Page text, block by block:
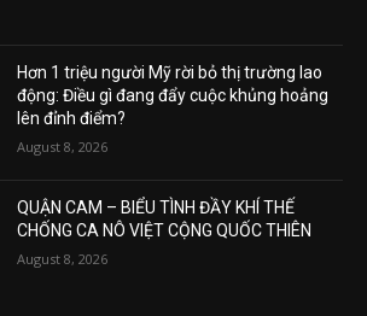
Hơn 1 triệu người Mỹ rời bỏ thị trường lao
động: Điều gì đang đẩy cuộc khủng hoảng
lên đỉnh điểm?
August 8, 2026
QUẬN CAM – BIỂU TÌNH ĐẦY KHÍ THẾ
CHỐNG CA NÔ VIỆT CỘNG QUỐC THIÊN
August 8, 2026